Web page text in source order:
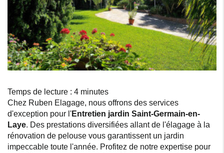
Temps de lecture : 4 minutes
Chez Ruben Elagage, nous offrons des services
d'exception pour l'Entretien jardin Saint-Germain-en-
Laye. Des prestations diversifiées allant de l'élagage à la
rénovation de pelouse vous garantissent un jardin
impeccable toute l'année. Profitez de notre expertise pour